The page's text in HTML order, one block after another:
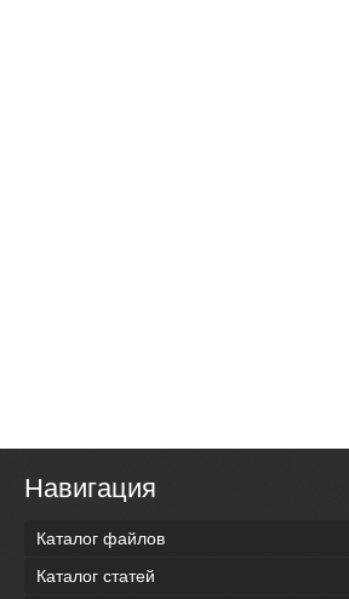
Навигация
Каталог файлов
Каталог статей